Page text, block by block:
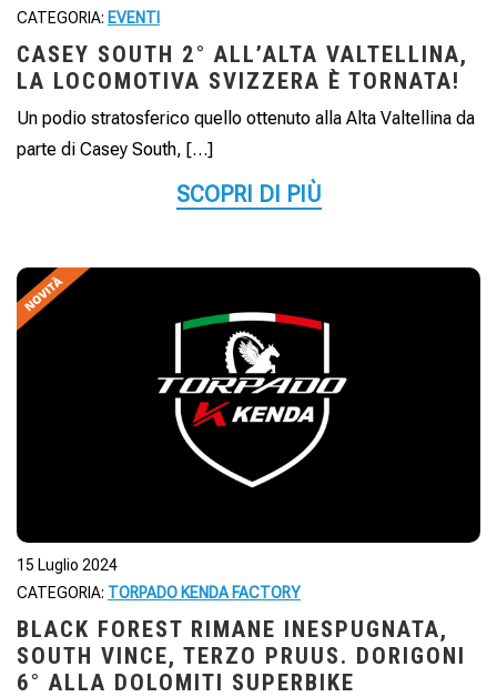
CATEGORIA: EVENTI
CASEY SOUTH 2° ALL’ALTA VALTELLINA,
LA LOCOMOTIVA SVIZZERA È TORNATA!
Un podio stratosferico quello ottenuto alla Alta Valtellina da
parte di Casey South, […]
SCOPRI DI PIÙ
15 Luglio 2024
CATEGORIA: TORPADO KENDA FACTORY
BLACK FOREST RIMANE INESPUGNATA,
SOUTH VINCE, TERZO PRUUS. DORIGONI
6° ALLA DOLOMITI SUPERBIKE